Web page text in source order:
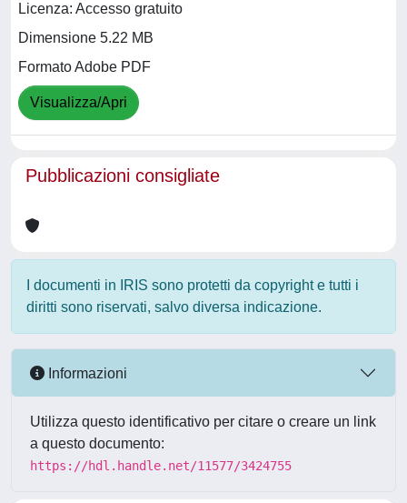
Licenza: Accesso gratuito
Dimensione 5.22 MB
Formato Adobe PDF
Visualizza/Apri
Pubblicazioni consigliate
I documenti in IRIS sono protetti da copyright e tutti i
diritti sono riservati, salvo diversa indicazione.
Informazioni
Utilizza questo identificativo per citare o creare un link
a questo documento:
https://hdl.handle.net/11577/3424755